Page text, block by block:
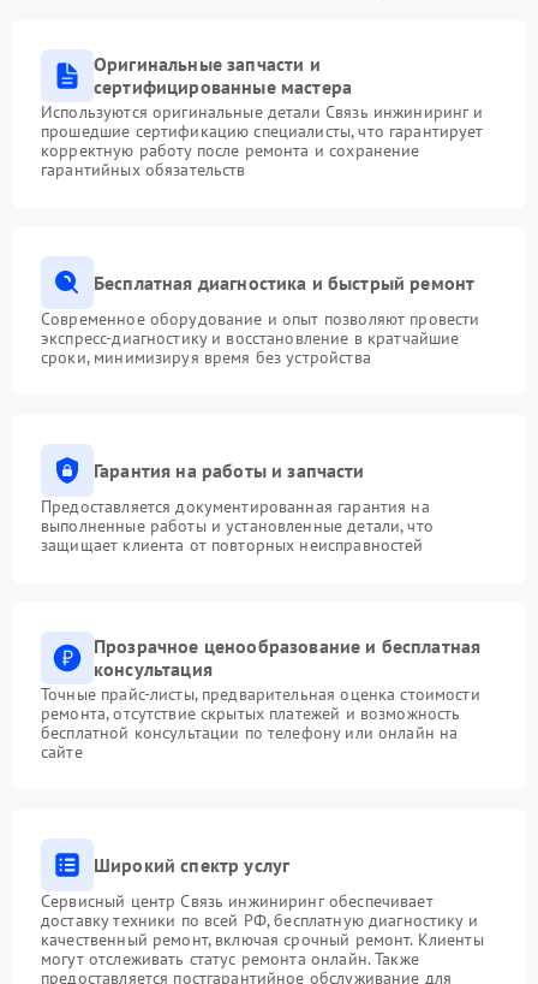
Оригинальные запчасти и
сертифицированные мастера
Используются оригинальные детали Связь инжиниринг и
прошедшие сертификацию специалисты, что гарантирует
корректную работу после ремонта и сохранение
гарантийных обязательств
Бесплатная диагностика и быстрый ремонт
Современное оборудование и опыт позволяют провести
экспресс-диагностику и восстановление в кратчайшие
сроки, минимизируя время без устройства
Гарантия на работы и запчасти
Предоставляется документированная гарантия на
выполненные работы и установленные детали, что
защищает клиента от повторных неисправностей
Прозрачное ценообразование и бесплатная
консультация
Точные прайс-листы, предварительная оценка стоимости
ремонта, отсутствие скрытых платежей и возможность
бесплатной консультации по телефону или онлайн на
сайте
Широкий спектр услуг
Сервисный центр Связь инжиниринг обеспечивает
доставку техники по всей РФ, бесплатную диагностику и
качественный ремонт, включая срочный ремонт. Клиенты
могут отслеживать статус ремонта онлайн. Также
предоставляется постгарантийное обслуживание для